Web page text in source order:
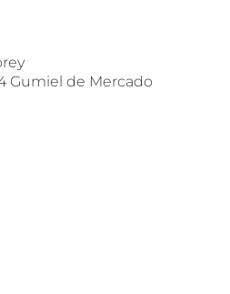
Gumiel de Mercado